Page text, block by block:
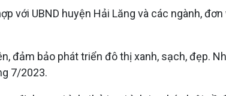
với UBND huyện Hải Lăng và các ngành,
đảm bảo phát triển đô thị xanh, sạch, đẹp.
7/2023.